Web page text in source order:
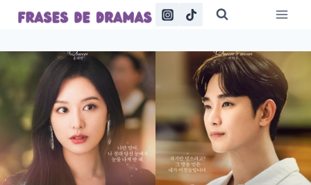
Saltar